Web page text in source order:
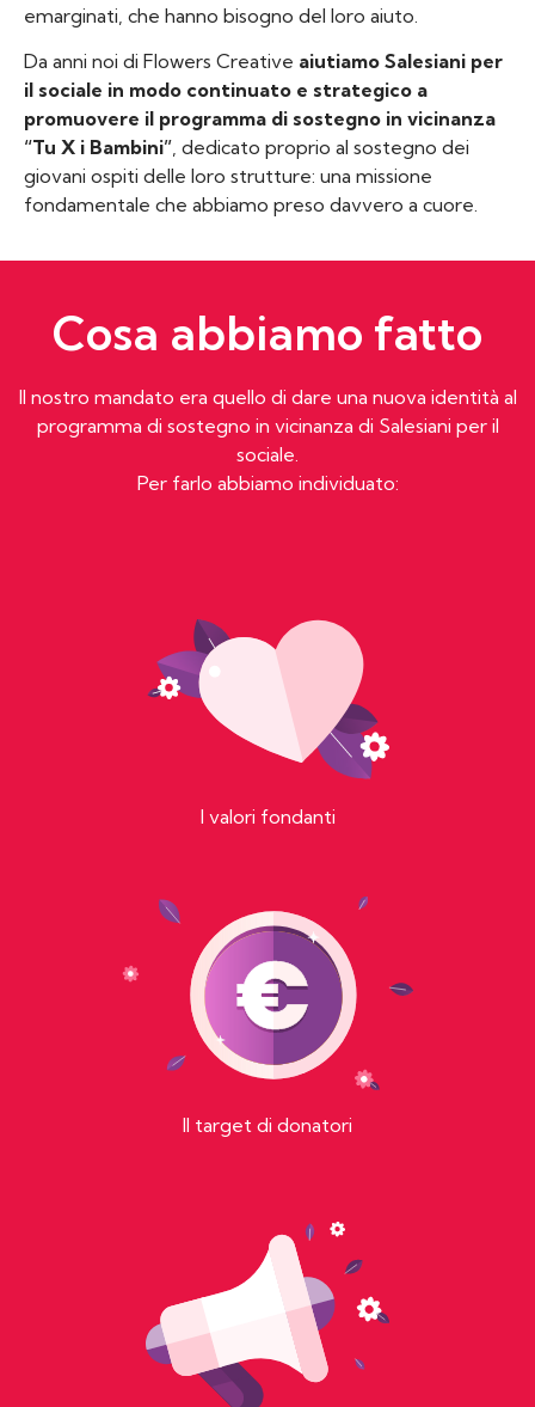
emarginati, che hanno bisogno del loro aiuto.
Da anni noi di Flowers Creative aiutiamo Salesiani per
il sociale in modo continuato e strategico a
promuovere il programma di sostegno in vicinanza
“Tu X i Bambini”, dedicato proprio al sostegno dei
giovani ospiti delle loro strutture: una missione
fondamentale che abbiamo preso davvero a cuore.
Cosa abbiamo fatto
Il nostro mandato era quello di dare una nuova identità al
programma di sostegno in vicinanza di Salesiani per il
sociale.
Per farlo abbiamo individuato:
I valori fondanti
Il target di donatori